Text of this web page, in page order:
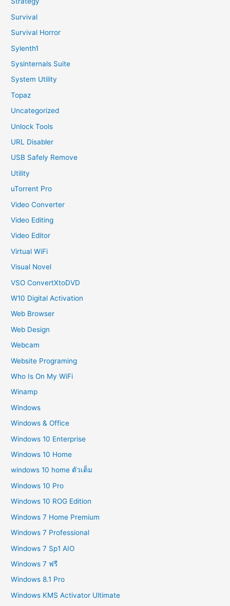
Survival
Survival Horror
Sylenth1
Sysinternals Suite
System Utility
Topaz
Uncategorized
Unlock Tools
URL Disabler
USB Safely Remove
Utility
uTorrent Pro
Video Converter
Video Editing
Video Editor
Virtual WiFi
Visual Novel
VSO ConvertXtoDVD
W10 Digital Activation
Web Browser
Web Design
Webcam
Website Programing
Who Is On My WiFi
Winamp
Windows
Windows & Office
Windows 10 Enterprise
Windows 10 Home
windows 10 home ตัวเต็ม
Windows 10 Pro
Windows 10 ROG Edition
Windows 7 Home Premium
Windows 7 Professional
Windows 7 Sp1 AIO
Windows 7 ฟรี
Windows 8.1 Pro
Windows KMS Activator Ultimate